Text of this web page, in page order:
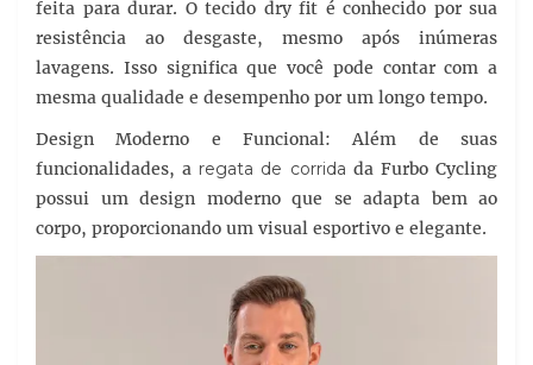
feita para durar. O tecido dry fit é conhecido por sua
resistência ao desgaste, mesmo após inúmeras
lavagens. Isso significa que você pode contar com a
mesma qualidade e desempenho por um longo tempo.
Design Moderno e Funcional: Além de suas
funcionalidades, a regata de corrida da Furbo Cycling
possui um design moderno que se adapta bem ao
corpo, proporcionando um visual esportivo e elegante.